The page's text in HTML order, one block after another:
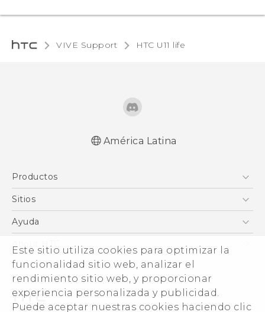
Este sitio utiliza cookies para optimizar la
funcionalidad sitio web, analizar el
rendimiento sitio web, y proporcionar
experiencia personalizada y publicidad.
Puede aceptar nuestras cookies haciendo clic
VIVE Support HTC U11 life‎
English - User manual
América Latina
Productos
5G
EXODUS
VIVE
VIVEPORT
Sitios
HTC Desarrollo
VIVE
Ayuda
About HTC
ESG
Seguridad del producto
Inversores (Inglés)